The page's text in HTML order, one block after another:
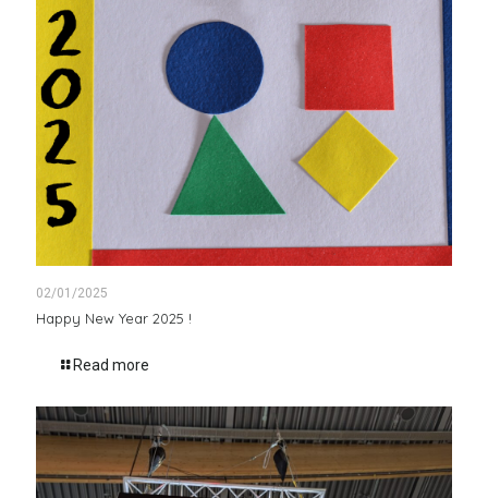
02/01/2025
Happy New Year 2025 !
Read more